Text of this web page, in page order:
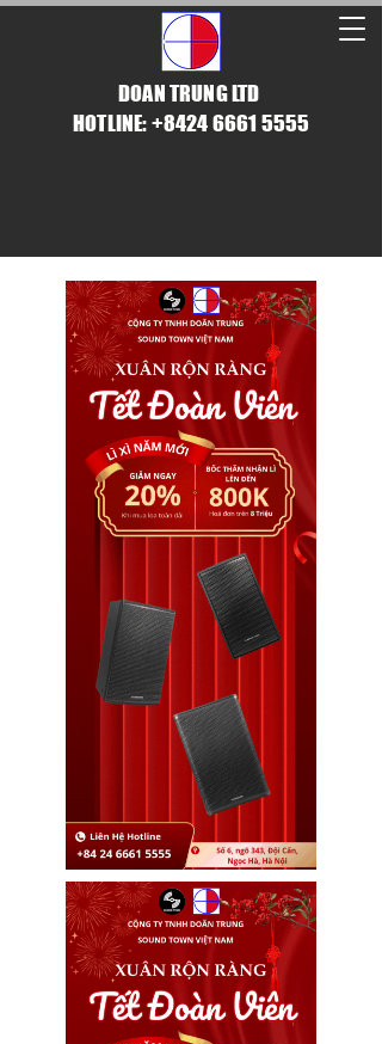
DOAN TRUNG LTD
HOTLINE: +8424 6661 5555